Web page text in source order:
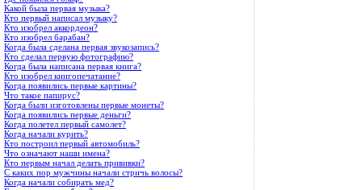
Какой была первая музыка?
Кто первый написал музыку?
Кто изобрел аккордеон?
Кто изобрел барабан?
Когда была сделана первая звукозапись?
Кто сделал первую фотографию?
Когда была написана первая книга?
Кто изобрел книгопечатание?
Когда появились первые картины?
Что такое папирус?
Когда были изготовлены первые монеты?
Когда появились первые деньги?
Когда полетел первый самолет?
Когда начали курить?
Кто построил первый автомобиль?
Что означают наши имена?
Кто первым начал делать прививки?
С каких пор мужчины начали стричь волосы?
Когда начали собирать мед?